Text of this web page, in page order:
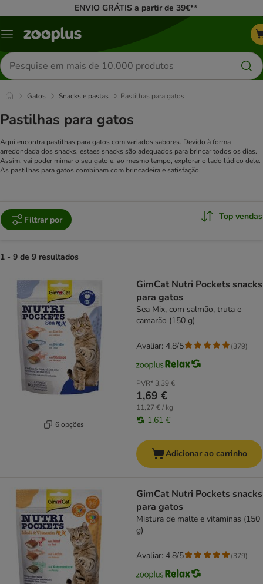
ENVIO GRÁTIS a partir de 39€**
Menu
Pesquisar
produtos
Gatos Snacks e pastas Pastilhas para gatos
Pastilhas para gatos
Aqui encontra pastilhas para gatos com variados sabores. Devido à forma
arredondada dos snacks, estaes snacks são adequados para brincar todos os dias.
Assim, vai poder mimar o seu gato e, ao mesmo tempo, explorar o lado lúdico dele.
As pastilhas para gatos combinam com brincadeira e satisfação.
Filtrar por Top vendas
1 - 9 de 9 resultados
6 opções
GimCat Nutri Pockets snacks
para gatos
Sea Mix, com salmão, truta e
camarão (150 g)
PVR* 3,39 €
1,69 €
11,27 € / kg
1,61 €
Avaliar: 4.8/5 (379)
Adicionar ao carrinho
GimCat Nutri Pockets snacks
para gatos
Mistura de malte e vitaminas (150
g)
Avaliar: 4.8/5 (379)